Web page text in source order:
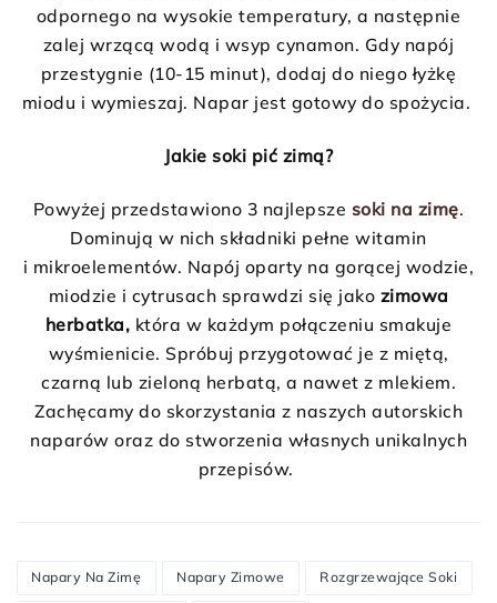
odpornego na wysokie temperatury, a następnie
zalej wrzącą wodą i wsyp cynamon. Gdy napój
przestygnie (10-15 minut), dodaj do niego łyżkę
miodu i wymieszaj. Napar jest gotowy do spożycia.
Jakie soki pić zimą?
Powyżej przedstawiono 3 najlepsze soki na zimę.
Dominują w nich składniki pełne witamin
i mikroelementów. Napój oparty na gorącej wodzie,
miodzie i cytrusach sprawdzi się jako zimowa
herbatka, która w każdym połączeniu smakuje
wyśmienicie. Spróbuj przygotować je z miętą,
czarną lub zieloną herbatą, a nawet z mlekiem.
Zachęcamy do skorzystania z naszych autorskich
naparów oraz do stworzenia własnych unikalnych
przepisów.
Napary Na Zimę Napary Zimowe Rozgrzewające Soki